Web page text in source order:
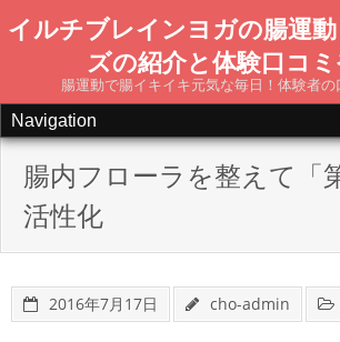
Skip
content
イルチブレインヨガの腸運
ズの紹介と体験口コ
腸運動で腸イキイキ元気な毎日！体験者の
腸内フローラを整えて「
活性化
2016年7月17日 cho-admin